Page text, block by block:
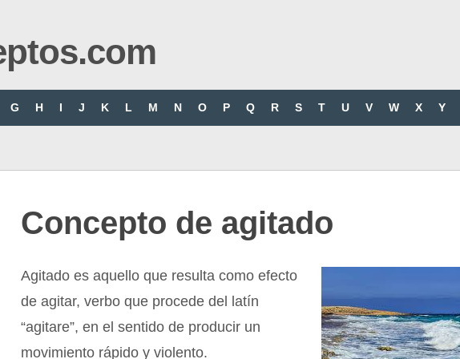
G H I J K L M N O P Q R S T U V W X Y
Concepto de agitado
Agitado es aquello que resulta como efecto
de agitar, verbo que procede del latín
“agitare”, en el sentido de producir un
movimiento rápido y violento.